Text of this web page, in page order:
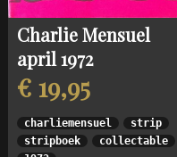
Charlie Mensuel
april 1972
€ 19,95
charliemensuel
strip
stripboek
collectable